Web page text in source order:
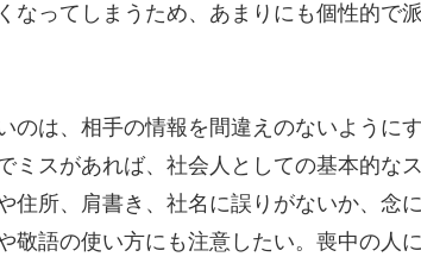
なってしまうため、あまりにも個性的で
のは、相手の情報を間違えのないように
ミスがあれば、社会人としての基本的な
住所、肩書き、社名に誤りがないか、念
敬語の使い方にも注意したい。喪中の人